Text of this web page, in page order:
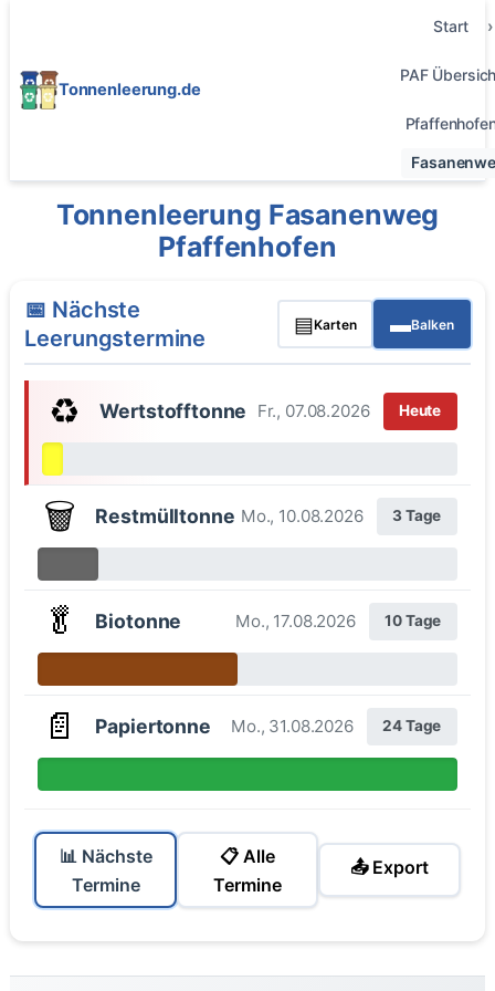
Tonnenleerung.de
Start
PAF
Tonnenleerung Fasanenweg
Pfaffenhofen
📅 Nächste
Leerungstermine
▤Karten ▬Balken
♻️ Wertstofftonne Fr., 07.08.2026 Heute
🗑️ Restmülltonne Mo., 10.08.2026 3 Tage
🥬 Biotonne Mo., 17.08.2026 10 Tage
📄 Papiertonne Mo., 31.08.2026 24 Tage
📊 Nächste
Termine
📋 Alle
Termine
📤 Export